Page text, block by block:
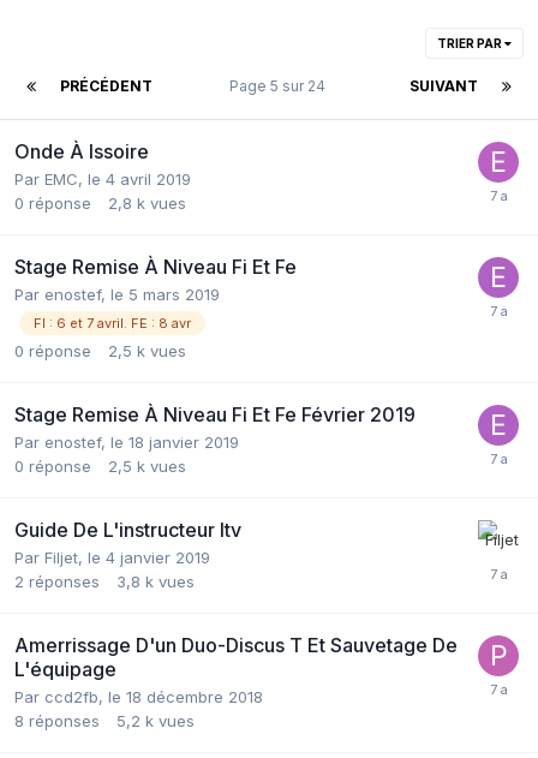
TRIER PAR
PRÉCÉDENT SUIVANT
Page 5 sur 24
Onde À Issoire
Par EMC, le 4 avril 2019
0 réponse 2,8 k vues
Stage Remise À Niveau Fi Et Fe
Par enostef, le 5 mars 2019
FI : 6 et 7 avril. FE : 8 avr
0 réponse 2,5 k vues
Stage Remise À Niveau Fi Et Fe Février 2019
Par enostef, le 18 janvier 2019
0 réponse 2,5 k vues
Guide De L'instructeur Itv
Par Filjet, le 4 janvier 2019
2 réponses 3,8 k vues
Amerrissage D'un Duo-Discus T Et Sauvetage De
L'équipage
Par ccd2fb, le 18 décembre 2018
8 réponses 5,2 k vues